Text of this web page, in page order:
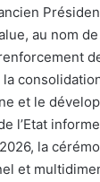
au nom
et le
l’Etat
la
et